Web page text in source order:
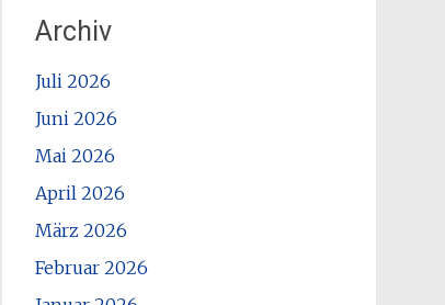
Archiv
Juli 2026
Juni 2026
Mai 2026
April 2026
März 2026
Februar 2026